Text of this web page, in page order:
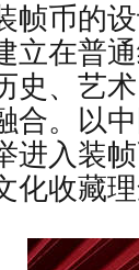
帧币的
立在普
史、艺
合。以
进入装
化收藏理